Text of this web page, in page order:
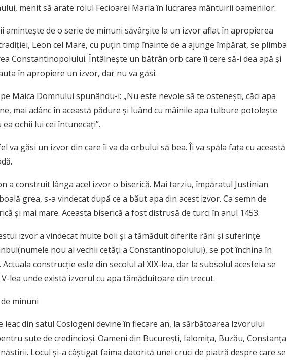
menit să arate rolul Fecioarei Maria în lucrarea mântuirii oamenilor.
aminteşte de o serie de minuni săvârşite la un izvor aflat în apropierea
Leon cel Mare, cu puţin timp înainte de a ajunge împărat, se plimba
Constantinopolului. Întâlneşte un bătrân orb care îi cere să-i dea apă şi
în apropiere un izvor, dar nu va găsi.
Maica Domnului spunându-i: „Nu este nevoie să te osteneşti, căci apa
mai adânc în această pădure şi luând cu mâinile apa tulbure potoleşte
ochii lui cei întunecaţi”.
va găsi un izvor din care îi va da orbului să bea. Îi va spăla faţa cu această
a construit lânga acel izvor o biserică. Mai tarziu, împăratul Justinian
grea, s-a vindecat după ce a băut apa din acest izvor. Ca semn de
şi mai mare. Aceasta biserică a fost distrusă de turci în anul 1453.
izvor a vindecat multe boli şi a tămăduit diferite răni şi suferinţe.
nou al vechii cetăţi a Constantinopolului), se pot închina în
construcţie este din secolul al XIX-lea, dar la subsolul acesteia se
lea unde există izvorul cu apa tămăduitoare din trecut.
minuni
leac din satul Coslogeni devine în fiecare an, la sărbătoarea Izvorului
sute de credincioşi. Oameni din Bucureşti, Ialomiţa, Buzău, Constanţa
Locul şi-a câştigat faima datorită unei cruci de piatră despre care se